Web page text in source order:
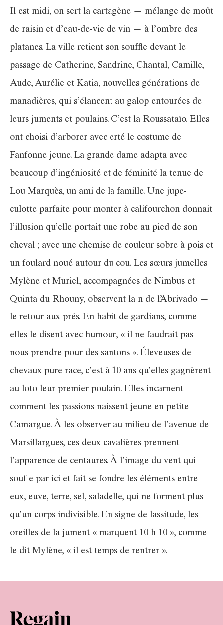
Il est midi, on sert la cartagène — mélange de moût
de raisin et d’eau-de-vie de vin — à l’ombre des
platanes. La ville retient son souffle devant le
passage de Catherine, Sandrine, Chantal, Camille,
Aude, Aurélie et Katia, nouvelles générations de
manadières, qui s’élancent au galop entourées de
leurs juments et poulains. C’est la Roussataïo. Elles
ont choisi d’arborer avec erté le costume de
Fanfonne jeune. La grande dame adapta avec
beaucoup d’ingéniosité et de féminité la tenue de
Lou Marquès, un ami de la famille. Une jupe-
culotte parfaite pour monter à califourchon donnait
l’illusion qu’elle portait une robe au pied de son
cheval ; avec une chemise de couleur sobre à pois et
un foulard noué autour du cou. Les sœurs jumelles
Mylène et Muriel, accompagnées de Nimbus et
Quinta du Rhouny, observent la n de l’Abrivado —
le retour aux prés. En habit de gardians, comme
elles le disent avec humour, « il ne faudrait pas
nous prendre pour des santons ». Éleveuses de
chevaux pure race, c’est à 10 ans qu’elles gagnèrent
au loto leur premier poulain. Elles incarnent
comment les passions naissent jeune en petite
Camargue. À les observer au milieu de l’avenue de
Marsillargues, ces deux cavalières prennent
l’apparence de centaures. À l’image du vent qui
souf e par ici et fait se fondre les éléments entre
eux, euve, terre, sel, saladelle, qui ne forment plus
qu’un corps indivisible. En signe de lassitude, les
oreilles de la jument « marquent 10 h 10 », comme
le dit Mylène, « il est temps de rentrer ».